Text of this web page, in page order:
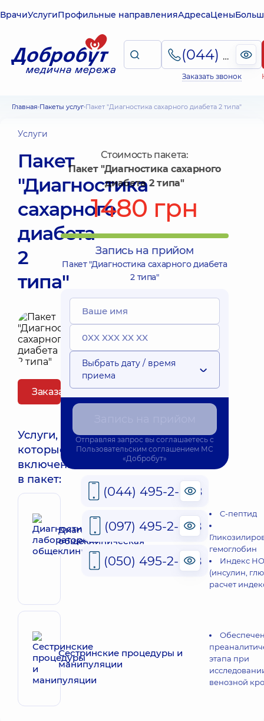
ВрачиУслугиПрофильные направленияАдресаЦены
(044) 495-2-888
Заказать звонок
Главная Пакеты услуг Пакет "Диагностика сахарного диабета 2 типа"
Услуги
Пакет
"Диагностика
сахарного
диабета
2
типа"
Заказать пакет
Услуги,
которые
включены
в пакет:
Диагностика лабораторная
общеклиническая
C-пептид
гемоглобин
Индекс
(инсулин,
расчет
Сестринские процедуры и
манипуляции
этапа при
венозной
Стоимость пакета:
Пакет "Диагностика сахарного
диабета 2 типа"
1480 грн
Запись на прийом
Пакет "Диагностика сахарного диабета
2 типа"
Выбрать дату / время
приема
Отправляя запрос вы соглашаетесь с
Пользовательским соглашением МС
«Добробут»
(044) 495-2-888
(097) 495-2-888
(050) 495-2-888